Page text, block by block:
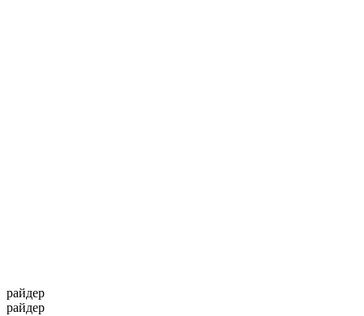
райдер
райдер